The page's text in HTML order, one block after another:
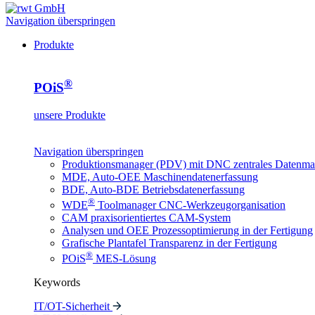
Navigation überspringen
Produkte
POiS®
unsere Produkte
Navigation überspringen
Produktionsmanager (PDV) mit DNC zentrales
MDE, Auto-OEE Maschinendatenerfassung
BDE, Auto-BDE Betriebsdatenerfassung
WDE® ToolmanagerCNC-Werkzeugorganisation
CAM praxisorientiertes CAM-System
Analysen und OEE Prozessoptimierung in der Fertigung
Grafische Plantafel Transparenz in der Fertigung
POiS® MES-Lösung
Keywords
IT/OT-Sicherheit